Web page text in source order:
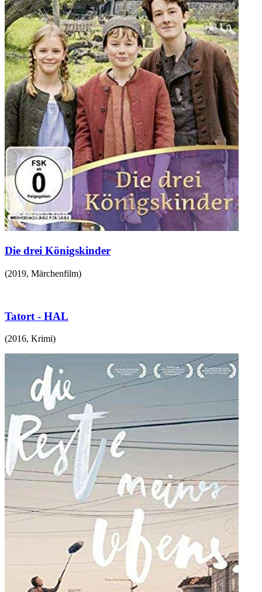
Die drei Königskinder
(2019, Märchenfilm)
Tatort - HAL
(2016, Krimi)